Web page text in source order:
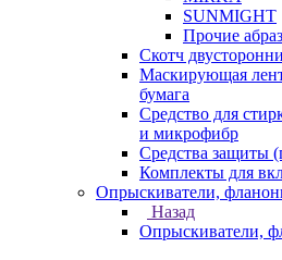
SUNMIGHT
Прочие
Скотч
Маскирующая
бумага
Средство для
и микрофибр
Средства защиты
Комплекты для
Опрыскиватели,
Назад
Опрыскиватели,